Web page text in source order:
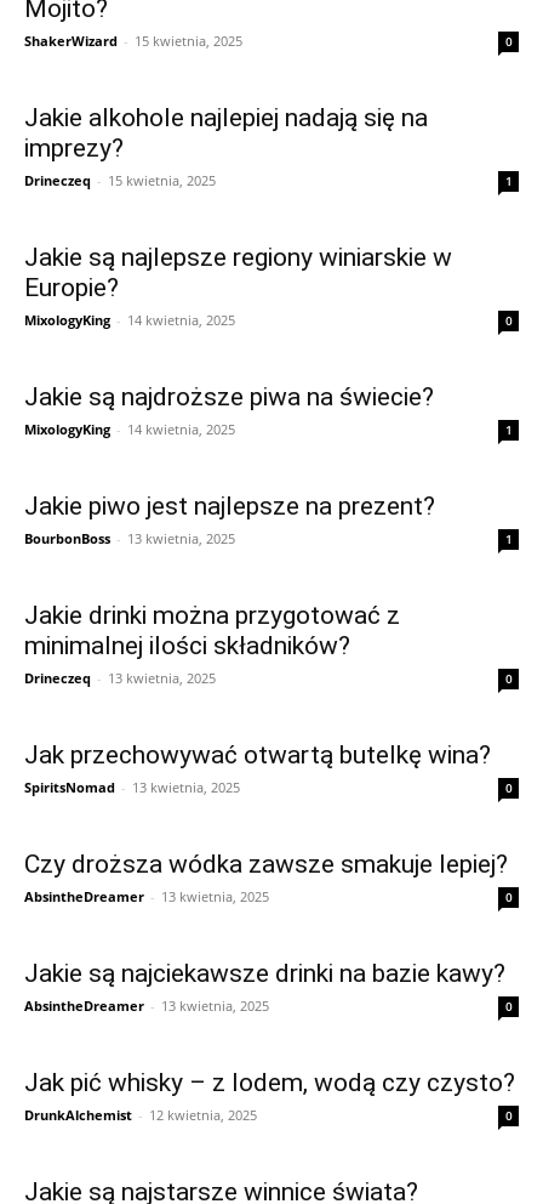
Mojito?
ShakerWizard - 15 kwietnia, 2025 0
Jakie alkohole najlepiej nadają się na
imprezy?
Drineczeq - 15 kwietnia, 2025 1
Jakie są najlepsze regiony winiarskie w
Europie?
MixologyKing - 14 kwietnia, 2025 0
Jakie są najdroższe piwa na świecie?
MixologyKing - 14 kwietnia, 2025 1
Jakie piwo jest najlepsze na prezent?
BourbonBoss - 13 kwietnia, 2025 1
Jakie drinki można przygotować z
minimalnej ilości składników?
Drineczeq - 13 kwietnia, 2025 0
Jak przechowywać otwartą butelkę wina?
SpiritsNomad - 13 kwietnia, 2025 0
Czy droższa wódka zawsze smakuje lepiej?
AbsintheDreamer - 13 kwietnia, 2025 0
Jakie są najciekawsze drinki na bazie kawy?
AbsintheDreamer - 13 kwietnia, 2025 0
Jak pić whisky – z lodem, wodą czy czysto?
DrunkAlchemist - 12 kwietnia, 2025 0
Jakie są najstarsze winnice świata?